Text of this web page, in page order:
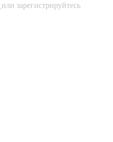
или зарегистрируйтесь